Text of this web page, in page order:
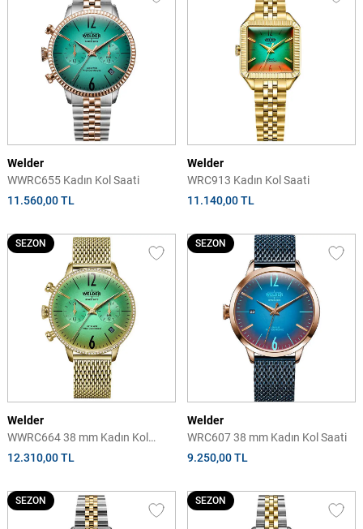
Welder
WWRC655 Kadın Kol Saati
11.560,00 TL
Welder
WRC913 Kadın Kol Saati
11.140,00 TL
SEZON
Welder
WWRC664 38 mm Kadın Kol
Saati
12.310,00 TL
SEZON
Welder
WRC607 38 mm Kadın Kol Saati
9.250,00 TL
SEZON SEZON